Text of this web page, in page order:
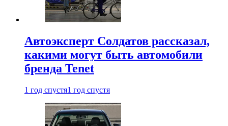
Автоэксперт Солдатов рассказал,
какими могут быть автомобили
бренда Tenet
1 год спустя1 год спустя